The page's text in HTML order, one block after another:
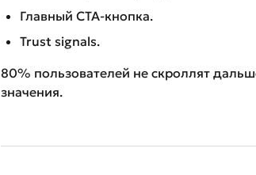
Главный CTA-кнопка.
Trust signals.
80% пользователей не скроллят
значения.